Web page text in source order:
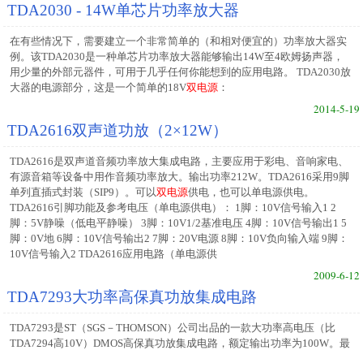
TDA2030 - 14W单芯片功率放大器
在有些情况下，需要建立一个非常简单的（和相对便宜的）功率放大器实
例。该TDA2030是一种单芯片功率放大器能够输出14W至4欧姆扬声器，
用少量的外部元器件，可用于几乎任何你能想到的应用电路。 TDA2030放
大器的电源部分，这是一个简单的18V双电源 ：
2014-5-19
TDA2616双声道功放（2×12W）
TDA2616是双声道音频功率放大集成电路，主要应用于彩电、音响家电、
有源音箱等设备中用作音频功率放大。输出功率212W。TDA2616采用9脚
单列直插式封装（SIP9）。可以双电源供电，也可以单电源供电。
TDA2616引脚功能及参考电压（单电源供电）： 1脚：10V信号输入1 2
脚：5V静噪（低电平静噪） 3脚：10V1/2基准电压 4脚：10V信号输出1 5
脚：0V地 6脚：10V信号输出2 7脚：20V电源 8脚：10V负向输入端 9脚：
10V信号输入2 TDA2616应用电路（单电源供
2009-6-12
TDA7293大功率高保真功放集成电路
TDA7293是ST（SGS－THOMSON）公司出品的一款大功率高电压（比
TDA7294高10V）DMOS高保真功放集成电路，额定输出功率为100W。最